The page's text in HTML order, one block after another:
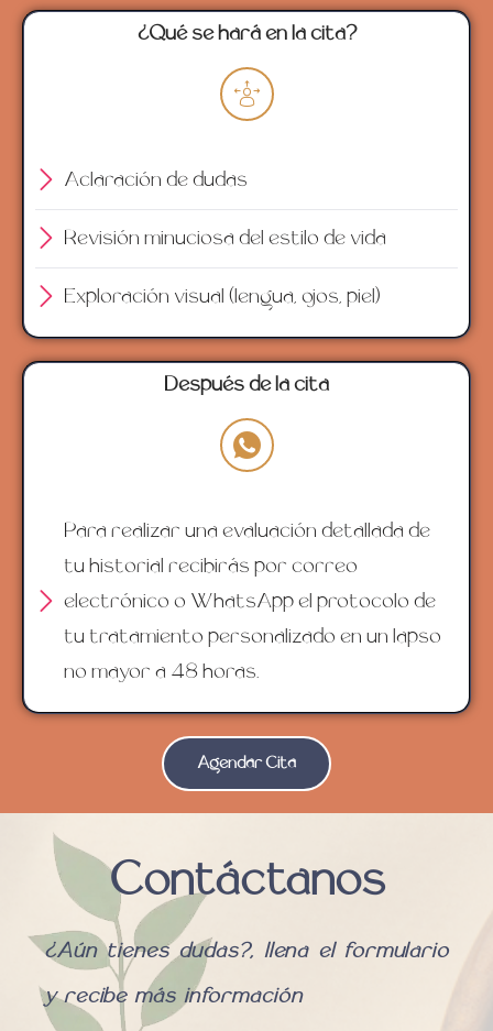
¿Qué se hará en la cita?
Aclaración de dudas
Revisión minuciosa del estilo de vida
Exploración visual (lengua, ojos, piel)
Después de la cita
Para realizar una evaluación detallada de
tu historial recibirás por correo
electrónico o WhatsApp el protocolo de
tu tratamiento personalizado en un lapso
no mayor a 48 horas.
Agendar Cita
Contáctanos
¿Aún tienes dudas?, llena el formulario
y recibe más información